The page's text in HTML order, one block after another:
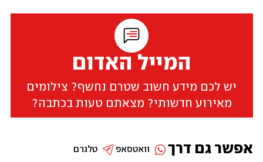
המייל האדום
יש לכם מידע חשוב שטרם נחשף? צילומים
מאירוע חדשותי? מצאתם טעות בכתבה?
אפשר גם דרך טלגרם וואטסאפ